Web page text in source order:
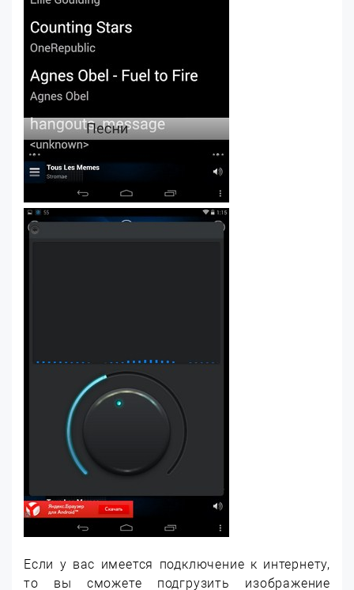
Если у вас имеется подключение к интернету,
то вы сможете подгрузить изображение